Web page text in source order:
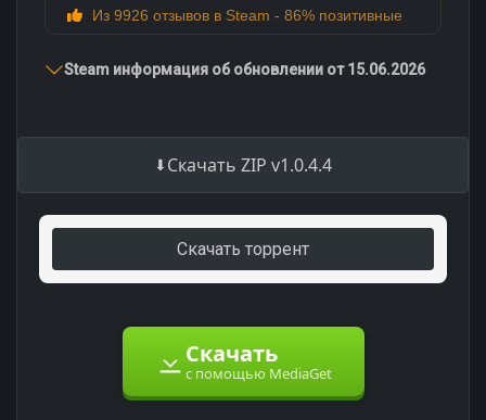
Из 9926 отзывов в Steam - 86% позитивные
Steam информация об обновлении от 15.06.2026
Скачать ZIP v1.0.4.4
Скачать торрент
Скачать
с помощью MediaGet